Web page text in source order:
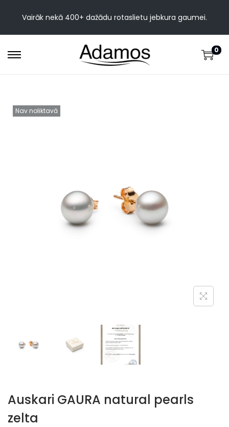
Vairāk nekā 400+ dažādu rotaslietu jebkura gaumei.
0
Nav noliktavā
Auskari GAURA natural pearls
zelta